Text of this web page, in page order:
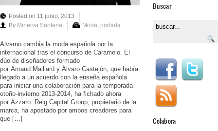
Posted on 11 junio, 2013
By Minerva Santana Moda, portada
Alvarno cambia la moda española por la
internacional tras el concurso de Caramelo. El
dúo de diseñadores formado
por Arnaud Maillard y Álvaro Castejón, que había
llegado a un acuerdo con la enseña española
para iniciar una colaboración para la temporada
otoño-invierno 2013-2014, ha fichado ahora
por Azzaro. Reig Capital Group, propietario de la
marca, ha apostado por ambos creadores para
que […]
Buscar
Colabora